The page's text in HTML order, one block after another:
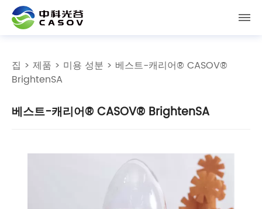
집 > 제품 > 미용 성분 > 베스트-캐리어® CASOV®
BrightenSA
베스트-캐리어® CASOV® BrightenSA